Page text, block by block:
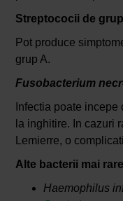
Streptococii de
Pot produce
grup A.
Fusobacterium
Infectia poate
la inghitire. In cazuri
Lemierre, o
Alte bacterii mai rare
Haemophilus